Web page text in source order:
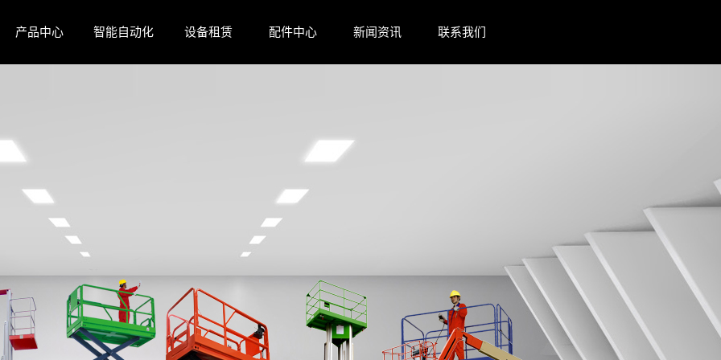
产品中心 智能自动化 设备租赁 配件中心 新闻资讯 联系我们